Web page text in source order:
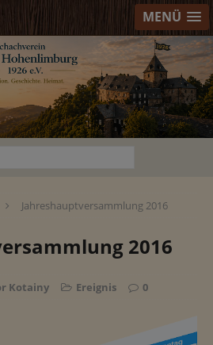
MENÜ
Jahreshauptversammlung 2016
2016
Kotainy Ereignis 0